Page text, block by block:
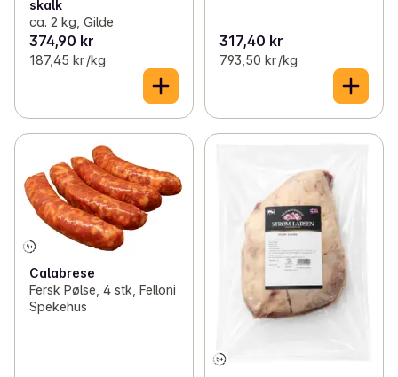
skalk
ca. 2 kg, Gilde
374,90 kr
187,45 kr /kg
317,40 kr
793,50 kr /kg
Calabrese
Fersk Pølse, 4 stk, Felloni
Spekehus